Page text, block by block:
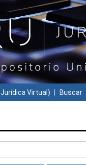
Virtual) Buscar